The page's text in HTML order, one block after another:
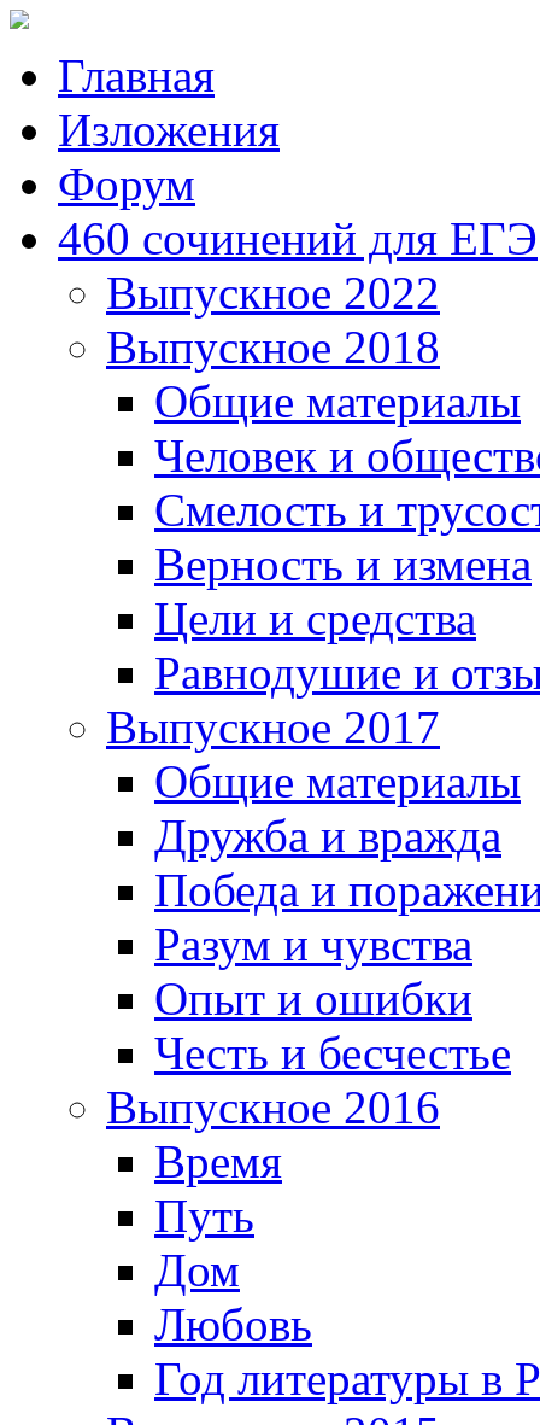
Главная
Изложения
Форум
460 сочинений для ЕГЭ
Выпускное 2022
Выпускное 2018
Общие материалы
Человек и
Смелость и
Верность и измена
Цели и средства
Равнодушие и
Выпускное 2017
Общие материалы
Дружба и вражда
Победа и
Разум и чувства
Опыт и ошибки
Честь и бесчестье
Выпускное 2016
Время
Путь
Дом
Любовь
Год литературы в